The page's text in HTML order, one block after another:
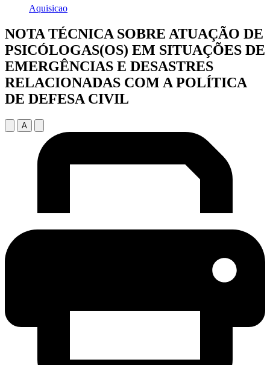
Aquisicao
NOTA TÉCNICA SOBRE ATUAÇÃO DE
PSICÓLOGAS(OS) EM SITUAÇÕES DE
EMERGÊNCIAS E DESASTRES
RELACIONADAS COM A POLÍTICA
DE DEFESA CIVIL
A